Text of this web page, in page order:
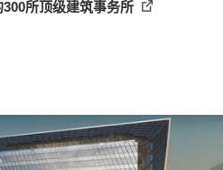
所顶级建筑事务所